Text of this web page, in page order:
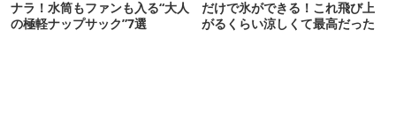
ナラ！水筒もファンも入る“大人
の極軽ナップサック”7選
だけで氷ができる！これ飛び上
がるくらい涼しくて最高だった